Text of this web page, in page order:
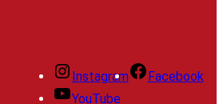
Instagram
Facebook
YouTube